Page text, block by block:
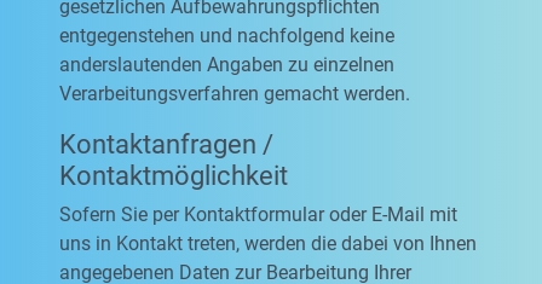
gesetzlichen Aufbewahrungspflichten
entgegenstehen und nachfolgend keine
anderslautenden Angaben zu einzelnen
Verarbeitungsverfahren gemacht werden.
Kontaktanfragen /
Kontaktmöglichkeit
Sofern Sie per Kontaktformular oder E-Mail mit
uns in Kontakt treten, werden die dabei von Ihnen
angegebenen Daten zur Bearbeitung Ihrer